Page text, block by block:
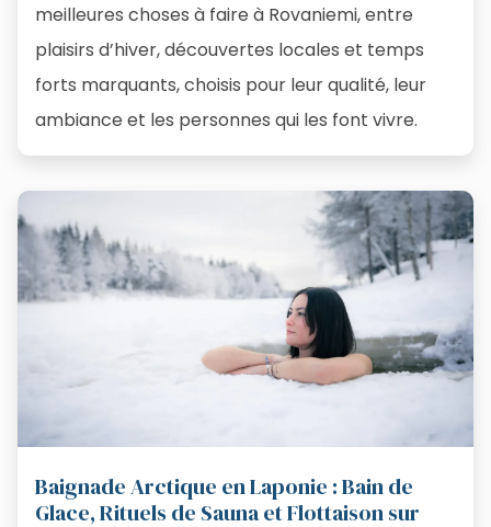
meilleures choses à faire à Rovaniemi, entre
plaisirs d’hiver, découvertes locales et temps
forts marquants, choisis pour leur qualité, leur
ambiance et les personnes qui les font vivre.
Baignade Arctique en Laponie : Bain de
Glace, Rituels de Sauna et Flottaison sur